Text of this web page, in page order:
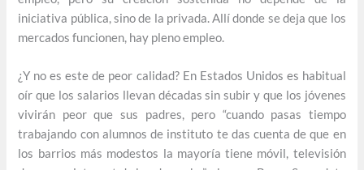
iniciativa pública, sino de la privada. Allí donde se deja que los
mercados funcionen, hay pleno empleo.
¿Y no es este de peor calidad? En Estados Unidos es habitual
oír que los salarios llevan décadas sin subir y que los jóvenes
vivirán peor que sus padres, pero “cuando pasas tiempo
trabajando con alumnos de instituto te das cuenta de que en
los barrios más modestos la mayoría tiene móvil, televisión